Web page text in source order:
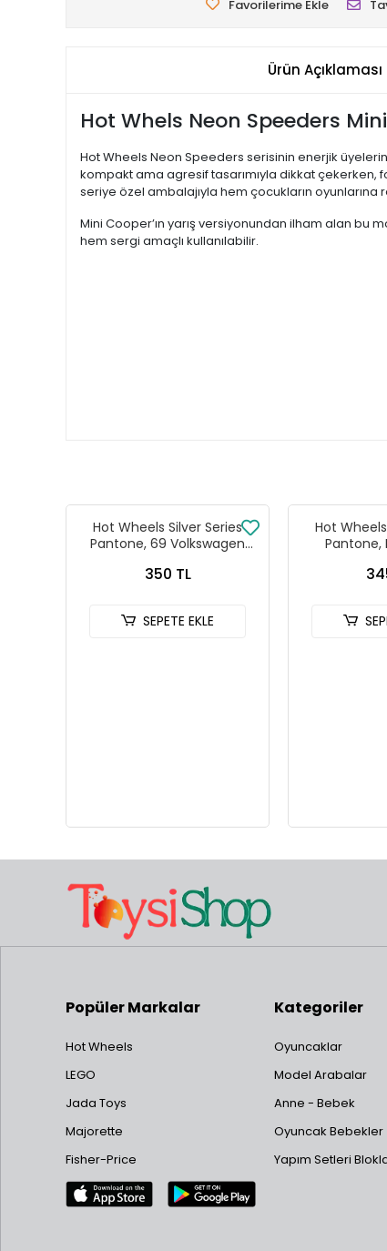
Favorilerime Ekle
Ürün Açıklaması
Hot Whels Neon Speeders
Hot Wheels Neon Speeders serisinin enerjik
kompakt ama agresif tasarımıyla dikkat çekerken,
seriye özel ambalajıyla hem çocukların
Mini Cooper’ın yarış versiyonundan ilham alan bu
hem sergi amaçlı kullanılabilir.
Hot Wheels Silver Series
Pantone, 69 Volkswagen
350 TL
SEPETE EKLE
Hot
Pantone,
Popüler Markalar
Hot Wheels
LEGO
Jada Toys
Majorette
Fisher-Price
Kategoriler
Oyuncaklar
Model Arabalar
Anne - Bebek
Oyuncak Bebekler
Yapım Setleri